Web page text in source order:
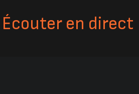
Écouter en direct